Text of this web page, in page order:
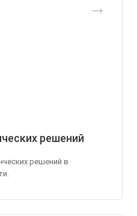
решений
решений в